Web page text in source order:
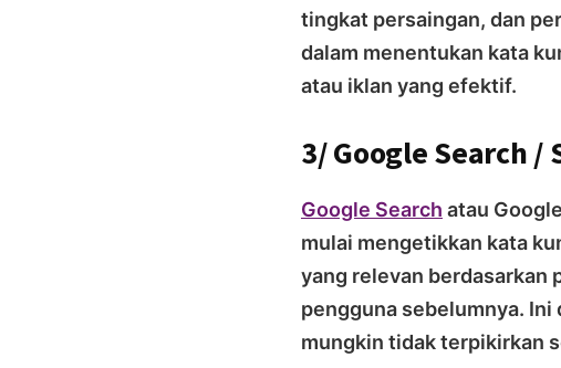
tingkat persaingan, dan
dalam menentukan kata
atau iklan yang efektif.
3/ Google Search /
Google Search atau
mulai mengetikkan kata
yang relevan berdasarkan
pengguna sebelumnya. Ini
mungkin tidak terpikirkan